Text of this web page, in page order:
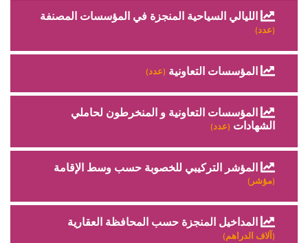
الليالي السياحية المنجزة في المؤسسات المصنفة
(عدد)
المؤسسات التعاونية (عدد)
المؤسسات التعاونية و المنخرطون لحاملي
الشهادات (عدد)
المؤشر التركيبي للخصوبة حسب وسط الإقامة
(مؤشر)
المداخيل المنجزة حسب المحافظة العقارية
(آلاف الدراهم)